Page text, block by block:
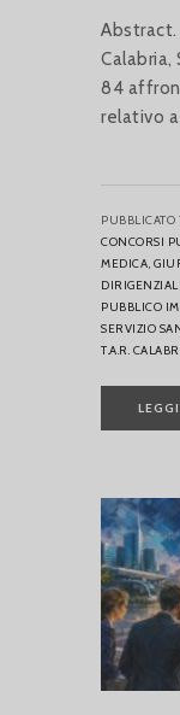
Abstract.
Calabria,
84
relativo
PUBBLICATO
CONCORSI
MEDICA,
PUBBLICO
SERVIZIO
T.A.R.
LEGGI